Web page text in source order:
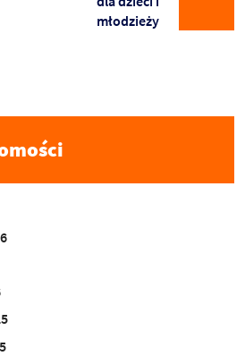
młodzieży